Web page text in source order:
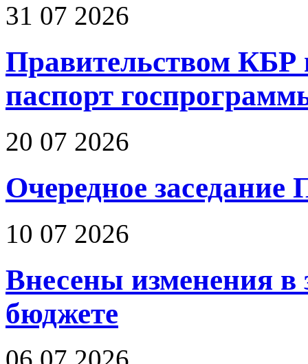
31 07 2026
Правительством КБР
паспорт
20 07 2026
Очередное
10 07 2026
Внесены изменения в
бюджете